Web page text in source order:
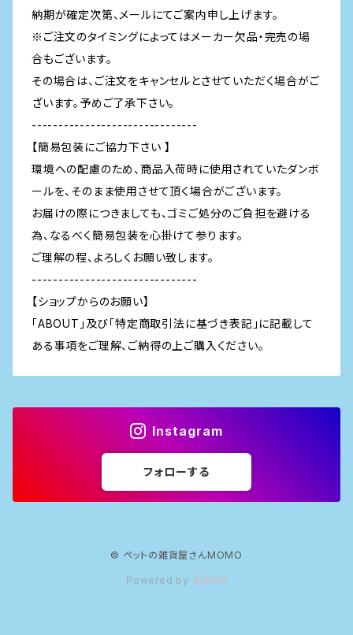
納期が確定次第、メールにてご案内申し上げます。
※ご注文のタイミングによってはメーカー欠品・完売の場
合もございます。
その場合は、ご注文をキャンセルとさせていただく場合がご
ざいます。予めご了承下さい。
-------------------------------
【簡易包装にご協力下さい 】
環境への配慮のため、商品入荷時に使用されていたダンボ
ールを、そのまま使用させて頂く場合がございます。
お届けの際につきましても、ゴミご処分のご負担を避ける
為、なるべく簡易包装を心掛けて参ります。
ご理解の程、よろしくお願い致します。
-------------------------------
【ショップからのお願い】
「ABOUT」及び「特定商取引法に基づき表記」に記載して
ある事項をご理解、ご納得の上ご購入ください。
Instagram
フォローする
© ペットの雑貨屋さんMOMO
Powered by